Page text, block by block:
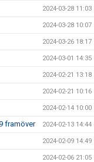
2024-03-28 11:03
2024-03-28 10:07
2024-03-26 18:17
2024-03-01 14:35
2024-02-21 13:18
2024-02-21 10:16
2024-02-14 10:00
framöver 2024-02-13 14:44
2024-02-09 14:49
2024-02-06 21:05